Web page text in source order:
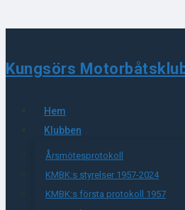
Kungsörs
Hem
Klubben
Årsmötesprotokoll
KMBK:s styrelser 1957-2024
KMBK:s första protokoll 1957